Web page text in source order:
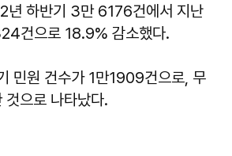
년 하반기 3만 6176건에서 지난
건으로 18.9% 감소했다.
민원 건수가 1만1909건으로, 무
으로 나타났다.